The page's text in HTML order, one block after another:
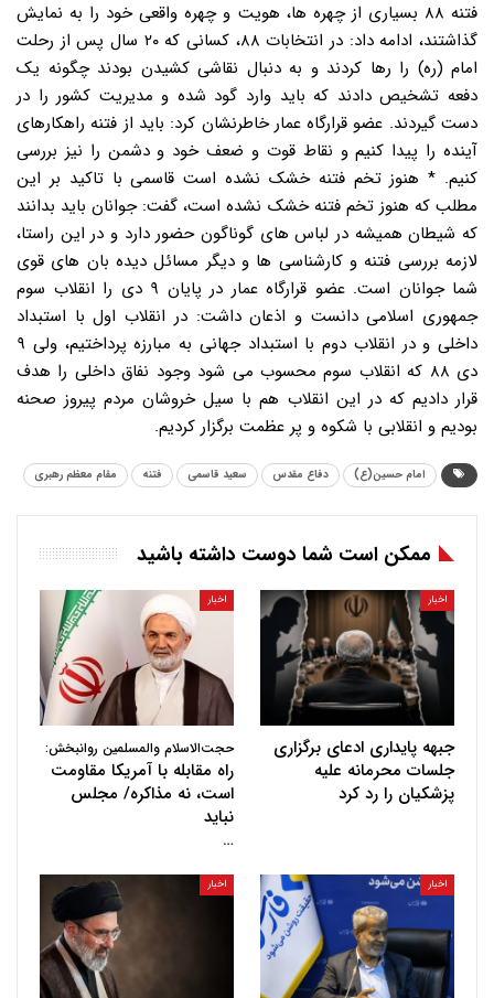
فتنه ۸۸ بسیاری از چهره ها، هویت و چهره واقعی خود را به نمایش
گذاشتند، ادامه داد: در انتخابات ۸۸، کسانی که ۲۰ سال پس از رحلت
امام (ره) را رها کردند و به دنبال نقاشی کشیدن بودند چگونه یک
دفعه تشخیص دادند که باید وارد گود شده و مدیریت کشور را در
دست گیردند. عضو قرارگاه عمار خاطرنشان کرد: باید از فتنه راهکارهای
آینده را پیدا کنیم و نقاط قوت و ضعف خود و دشمن را نیز بررسی
کنیم. * هنوز تخم فتنه خشک نشده است قاسمی با تاکید بر این
مطلب که هنوز تخم فتنه خشک نشده است، گفت: جوانان باید بدانند
که شیطان همیشه در لباس های گوناگون حضور دارد و در این راستا،
لازمه بررسی فتنه و کارشناسی ها و دیگر مسائل دیده بان های قوی
شما جوانان است. عضو قرارگاه عمار در پایان ۹ دی را انقلاب سوم
جمهوری اسلامی دانست و اذعان داشت: در انقلاب اول با استبداد
داخلی و در انقلاب دوم با استبداد جهانی به مبارزه پرداختیم، ولی ۹
دی ۸۸ که انقلاب سوم محسوب می شود وجود نفاق داخلی را هدف
قرار دادیم که در این انقلاب هم با سیل خروشان مردم پیروز صحنه
بودیم و انقلابی با شکوه و پر عظمت برگزار کردیم.
امام حسین(ع) دفاع مقدس سعید قاسمی فتنه مقام معظم رهبری
ممکن است شما دوست داشته باشید
اخبار
جبهه پایداری ادعای برگزاری
جلسات محرمانه علیه
پزشکیان را رد کرد
اخبار
حجت‌الاسلام والمسلمین روانبخش:
راه مقابله با آمریکا مقاومت
است، نه مذاکره/ مجلس
نباید
…
اخبار اخبار